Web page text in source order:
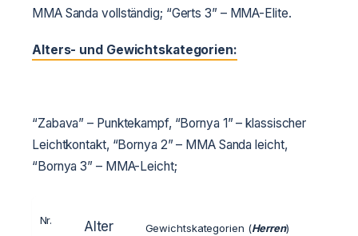
MMA Sanda vollständig; “Gerts 3” – MMA-Elite.
Alters- und Gewichtskategorien:
“Zabava” – Punktekampf, “Bornya 1” – klassischer
Leichtkontakt, “Bornya 2” – MMA Sanda leicht,
“Bornya 3” – MMA-Leicht;
Nr. Alter Gewichtskategorien (Herren)